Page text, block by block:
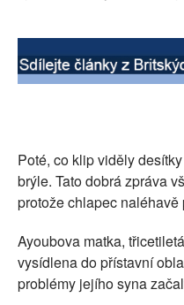
Poté, co klip viděly
brýle. Tato dobrá zpráva
protože chlapec naléhavě
Ayoubova matka,
vysídlena do přístavní
problémy jejího syna